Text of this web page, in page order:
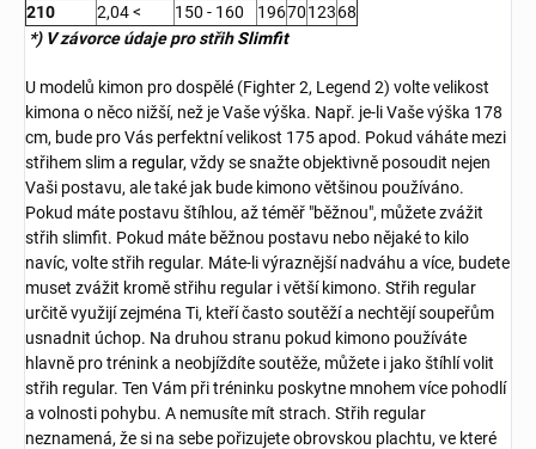
210 2,04 < 150 - 160 1967012368
*) V závorce údaje pro střih Slimfit
U modelů kimon pro dospělé (Fighter 2, Legend 2) volte velikost
kimona o něco nižší, než je Vaše výška. Např. je-li Vaše výška 178
cm, bude pro Vás perfektní velikost 175 apod. Pokud váháte mezi
střihem slim a regular, vždy se snažte objektivně posoudit nejen
Vaši postavu, ale také jak bude kimono většinou používáno.
Pokud máte postavu štíhlou, až téměř "běžnou", můžete zvážit
střih slimfit. Pokud máte běžnou postavu nebo nějaké to kilo
navíc, volte střih regular. Máte-li výraznější nadváhu a více, budete
muset zvážit kromě střihu regular i větší kimono. Střih regular
určitě využijí zejména Ti, kteří často soutěží a nechtějí soupeřům
usnadnit úchop. Na druhou stranu pokud kimono používáte
hlavně pro trénink a neobjíždíte soutěže, můžete i jako štíhlí volit
střih regular. Ten Vám při tréninku poskytne mnohem více pohodlí
a volnosti pohybu. A nemusíte mít strach. Střih regular
neznamená, že si na sebe pořizujete obrovskou plachtu, ve které